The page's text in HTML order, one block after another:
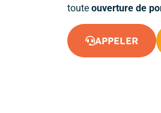
toute ouverture de
APPELER